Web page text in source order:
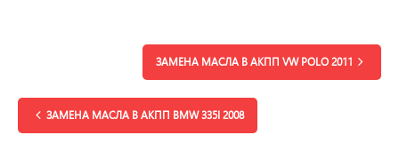
ЗАМЕНА МАСЛА В АКПП VW POLO 2011
ЗАМЕНА МАСЛА В АКПП BMW 335I 2008